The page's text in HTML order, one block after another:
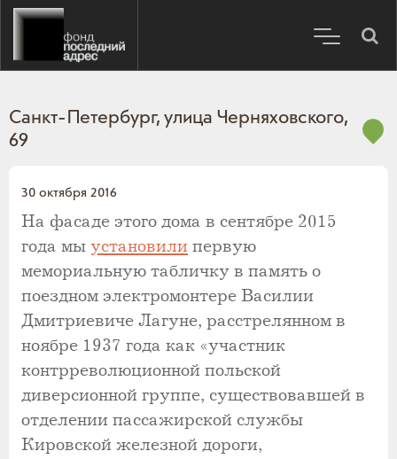
Санкт-Петербург, улица Черняховского,
69
30 октября 2016
На фасаде этого дома в сентябре 2015
года мы установили первую
мемориальную табличку в память о
поездном электромонтере Василии
Дмитриевиче Лагуне, расстрелянном в
ноябре 1937 года как «участник
контрреволюционной польской
диверсионной группе, существовавшей в
отделении пассажирской службы
Кировской железной дороги,